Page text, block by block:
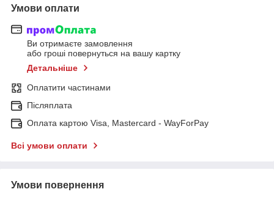
Умови оплати
Ви отримаєте замовлення
або гроші повернуться на вашу картку
Детальніше
Оплатити частинами
Післяплата
Оплата картою Visa, Mastercard - WayForPay
Всі умови оплати
Умови повернення